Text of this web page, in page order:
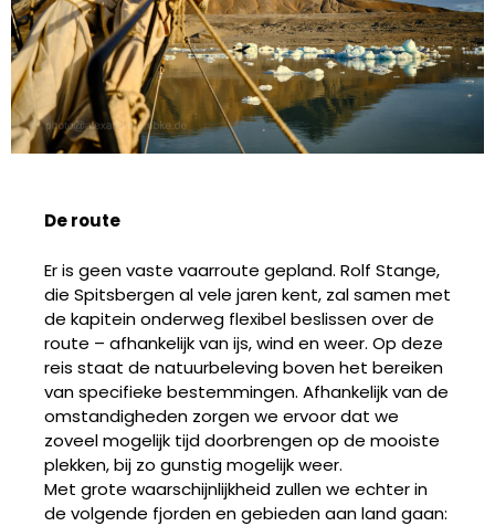
De route
Er is geen vaste vaarroute gepland. Rolf Stange,
die Spitsbergen al vele jaren kent, zal samen met
de kapitein onderweg flexibel beslissen over de
route – afhankelijk van ijs, wind en weer. Op deze
reis staat de natuurbeleving boven het bereiken
van specifieke bestemmingen. Afhankelijk van de
omstandigheden zorgen we ervoor dat we
zoveel mogelijk tijd doorbrengen op de mooiste
plekken, bij zo gunstig mogelijk weer.
Met grote waarschijnlijkheid zullen we echter in
de volgende fjorden en gebieden aan land gaan: